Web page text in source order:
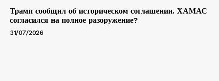
Трамп сообщил об историческом соглашении. ХАМАС
согласился на полное разоружение?
31/07/2026